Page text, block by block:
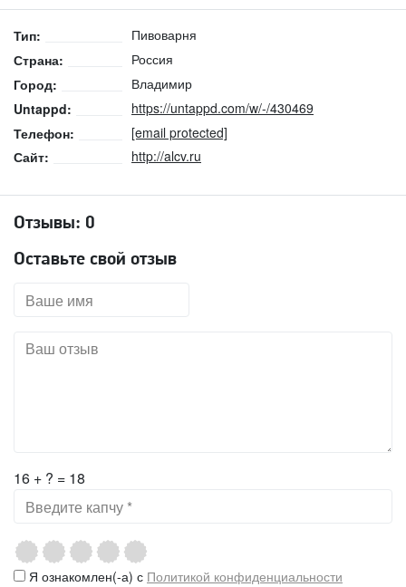
Тип:
Пивоварня
Страна:
Россия
Город:
Владимир
Untappd:
https://untappd.com/w/-/430469
Телефон:
[email protected]
Сайт:
http://alcv.ru
Отзывы: 0
Оставьте свой отзыв
16 + ? = 18
Я ознакомлен(-а) с Политикой конфиденциальности